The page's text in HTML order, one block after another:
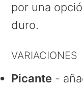
por una
duro.
VARIACIONES
Picante -